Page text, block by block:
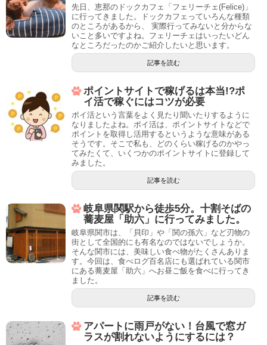
先日、恵那のドックカフェ「フェリーチェ(Felice)」
に行ってきました。ドックカフェっていろんな種類
のところがあるから、 実際行ってみないと分からな
いこと多いですよね。フェリーチェはいったいどん
なところだったのかご紹介したいと思います。
記事を読む
ポイントサイトで稼げるは本当!?ポ
イ活で稼ぐにはコツが必要
ポイ活という言葉をよく見たり聞いたりするように
なりましたよね。ポイ活は、ポイントサイトなどで
ポイントを取得し活用するというような意味がある
そうです。そこで私も、どのくらい稼げるのかやっ
てみたくて、いくつかのポイントサイトに登録して
みました。
記事を読む
岐阜県関駅から徒歩5分。十割そばの
蕎麦屋「助六」に行ってみました。
岐阜県関市は、「貝印」や「関の孫六」など刃物の
街として全国的にも有名なのではないでしょうか。
そんな関市には、美味しい食べ物がたくさんありま
す。今回は、食べログ百名店にも選ばれている関市
にある蕎麦屋「助六」へお昼ご飯を食べに行ってき
ました。
記事を読む
アパートに雨戸がない！台風で窓ガ
ラスが割れないようにするには？